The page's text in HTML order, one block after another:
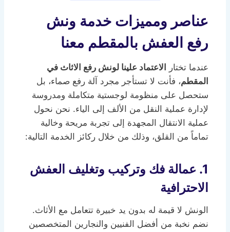
عناصر ومميزات خدمة ونش
رفع العفش بالمقطم معنا
عندما تختار
الاعتماد علينا لونش رفع الاثاث في
المقطم، فأنت لا تستأجر مجرد آلة رفع صماء، بل
ستحصل على منظومة لوجستية متكاملة ومدروسة
لإدارة عملية النقل من الألف إلى الياء. نحن نحول
عملية الانتقال المجهدة إلى تجربة مريحة وخالية
تماماً من القلق، وذلك من خلال ركائز الخدمة التالية:
1. عمالة فك وتركيب وتغليف العفش
الاحترافية
الونش لا قيمة له بدون يد خبيرة تتعامل مع الأثاث.
نضم نخبة من أفضل الفنيين والنجارين المتخصصين